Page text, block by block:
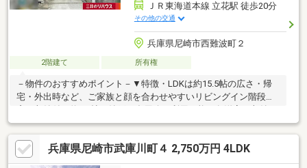
ＪＲ東海道本線 立花駅 徒歩20分
その他の交通
兵庫県尼崎市西難波町２
2階建て 所有権
－物件のおすすめポイント－▼特徴・LDKは約15.5帖の広さ・帰
宅・外出時など、ご家族と顔を合わせやすいリビングイン階段・
ペース有・バルコニー付の約6.8帖主寝室は2面採光設計・ハイル
ーフ車対応駐車スペース1台分有(車種による)▼周辺環境・西難波
公園 徒歩3分(約180m)・ファミリーマート西難波町店 徒歩3分(約
220m)・スーパー「mandai尼崎西店」徒歩8分(約600m)■ ご希望
兵庫県尼崎市武庫川町４ 2,750万円 4LDK